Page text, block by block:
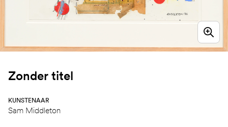
Zonder titel
KUNSTENAAR
Sam Middleton